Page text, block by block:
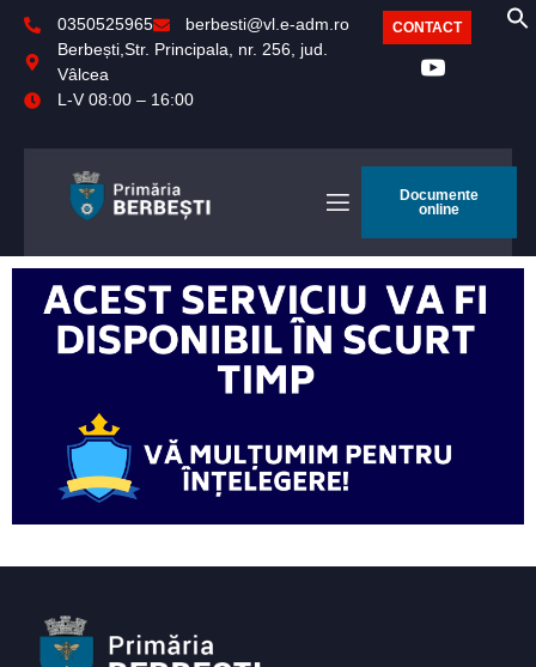
0350525965
berbesti@vl.e-adm.ro
Berbești,Str. Principala, nr. 256, jud.
Vâlcea
L-V 08:00 – 16:00
CONTACT
Documente
online